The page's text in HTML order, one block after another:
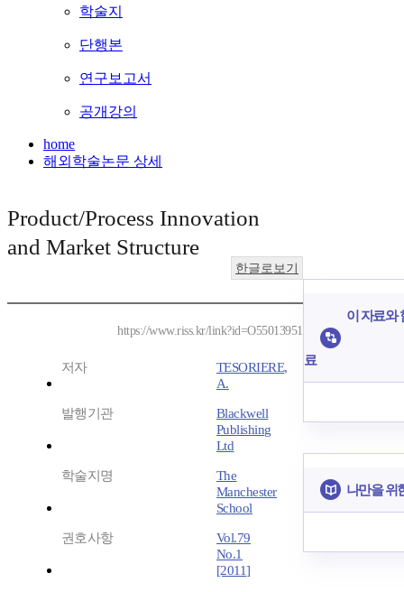
학술지
단행본
연구보고서
공개강의
home
해외학술논문 상세
Product/Process Innovation
and Market Structure
한글로보기
https://www.riss.kr/link?id=O55013951
저자
TESORIERE,
A.
발행기관
Blackwell
Publishing
Ltd
학술지명
The
Manchester
School
권호사항
Vol.79
No.1
[2011]
이 자료와
료
나만을 위